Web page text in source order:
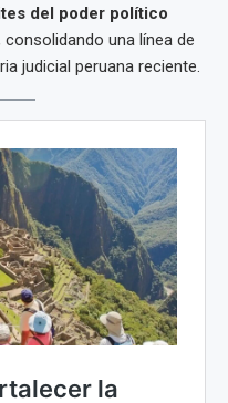
del poder político
consolidando una línea de
judicial peruana reciente.